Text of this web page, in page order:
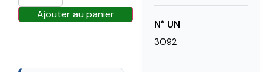
Ajouter au panier
N° UN
3092